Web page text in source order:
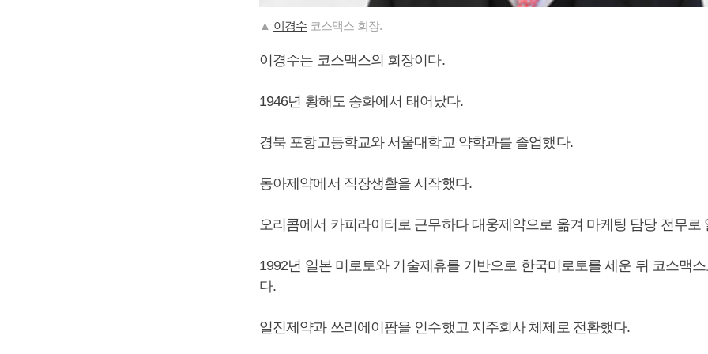
▲ 이경수 코스맥스 회장.
이경수는 코스맥스의 회장이다.
1946년 황해도 송화에서 태어났다.
경북 포항고등학교와 서울대학교 약학과를 졸업했다.
동아제약에서 직장생활을 시작했다.
오리콤에서 카피라이터로 근무하다 대웅제약으로 옮겨 마케팅 담당 전무로
1992년 일본 미로토와 기술제휴를 기반으로 한국미로토를 세운 뒤 코스맥
다.
일진제약과 쓰리에이팜을 인수했고 지주회사 체제로 전환했다.